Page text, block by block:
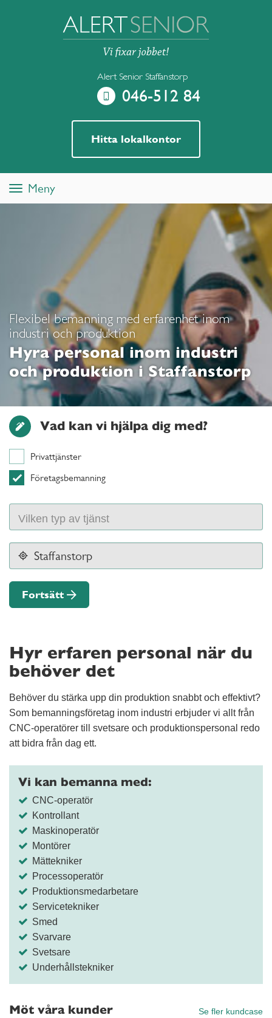
Alert Senior Staffanstorp
046-512 84
Hitta lokalkontor
ToggleMeny
Flexibel bemanning med erfarenhet inom
industri och produktion
Hyra personal inom industri
och produktion i Staffanstorp
Vad kan vi hjälpa dig med?
Privattjänster
Företagsbemanning
Fortsätt
Hyr erfaren personal när du
behöver det
Behöver du stärka upp din produktion snabbt och effektivt?
Som bemanningsföretag inom industri erbjuder vi allt från
CNC-operatörer till svetsare och produktionspersonal redo
att bidra från dag ett.
Vi kan bemanna med:
CNC-operatör
Kontrollant
Maskinoperatör
Montörer
Mättekniker
Processoperatör
Produktionsmedarbetare
Servicetekniker
Smed
Svarvare
Svetsare
Underhållstekniker
Möt våra kunder Se fler kundcase